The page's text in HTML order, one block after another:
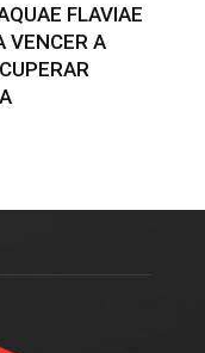
FLAVIAE
VENCER A